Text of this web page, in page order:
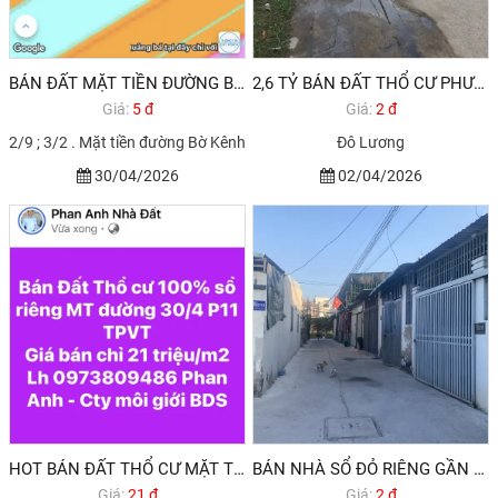
BÁN ĐẤT MẶT TIỀN ĐƯỜNG BỜ SÔNG PHƯỜNG 10 VŨNG TÀU GIÁ CHỈ 5,5 TỶ
Giá: 5 đ
2/9 ; 3/2 . Mặt tiền đường Bờ Kênh
30/04/2026
2,6 TỶ BÁN ĐẤT THỔ CƯ PHƯỜNG 11 VŨNG TÀU
Giá:2 đ
Đô Lương
02/04/2026
HOT BÁN ĐẤT THỔ CƯ MẶT TIỀN ĐƯỜNG 30/4 P11 TPVT BÁN NHÀ SỔ ĐỎ RIÊNG GẦN KHU KHANG LINH VŨNG TÀU